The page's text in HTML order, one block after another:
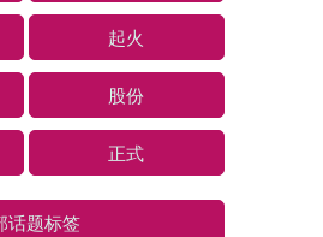
起火
股份
正式
话题标签